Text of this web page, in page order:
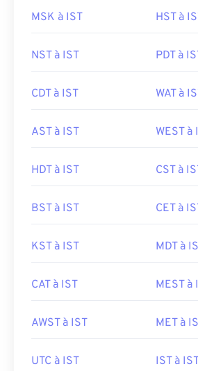
MSK à IST HST à
NST à IST PDT à
CDT à IST WAT à
AST à IST WEST à
HDT à IST CST à
BST à IST CET à
KST à IST MDT à
CAT à IST MEST à
AWST à IST MET à
UTC à IST IST à